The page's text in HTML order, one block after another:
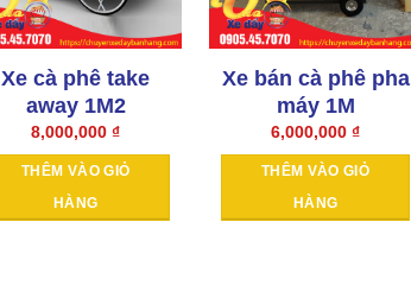
Xe cà phê take
away 1M2
8,000,000₫
THÊM VÀO GIỎ
HÀNG
Xe bán cà phê pha
máy 1M
6,000,000₫
THÊM VÀO GIỎ
HÀNG